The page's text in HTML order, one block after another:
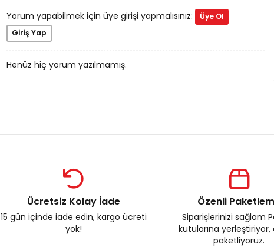
Yorum yapabilmek için üye girişi yapmalısınız:
Üye Ol
Giriş Yap
Henüz hiç yorum yazılmamış.
Ücretsiz Kolay İade
15 gün içinde iade edin, kargo ücreti
yok!
Özenli
Siparişlerinizi sağlam
kutularına yerleştiriyor,
paketliyoruz.